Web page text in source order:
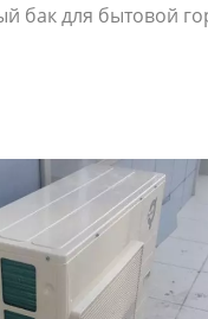
бак для бытовой